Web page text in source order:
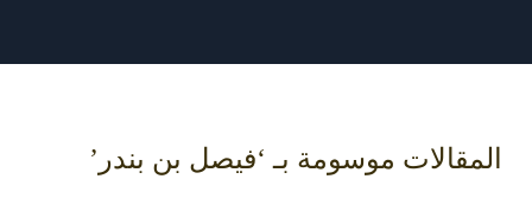
المقالات موسومة بـ ‘فيصل بن بندر’